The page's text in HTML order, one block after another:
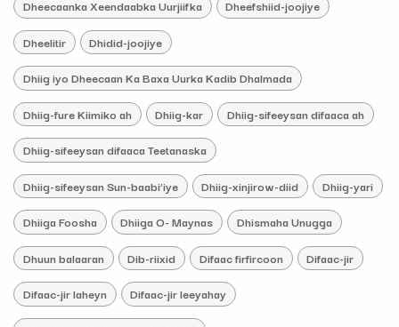
Dheecaanka Xeendaabka Uurjiifka Dheefshiid-joojiye
Dheelitir Dhidid-joojiye
Dhiig iyo Dheecaan Ka Baxa Uurka Kadib Dhalmada
Dhiig-fure Kiimiko ah Dhiig-kar Dhiig-sifeeysan difaaca ah
Dhiig-sifeeysan difaaca Teetanaska
Dhiig-sifeeysan Sun-baabi’iye Dhiig-xinjirow-diid Dhiig-yari
Dhiiga Foosha Dhiiga O- Maynas Dhismaha Unugga
Dhuun balaaran Dib-riixid Difaac firfircoon Difaac-jir
Difaac-jir laheyn Difaac-jir leeyahay